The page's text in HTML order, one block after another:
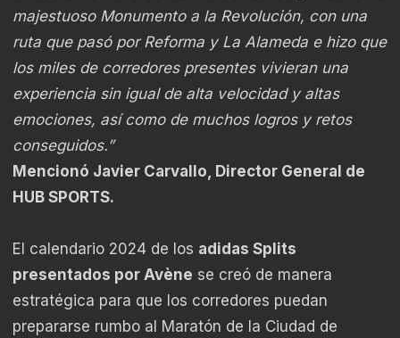
majestuoso Monumento a la Revolución, con una
ruta que pasó por Reforma y La Alameda e hizo que
los miles de corredores presentes vivieran una
experiencia sin igual de alta velocidad y altas
emociones, así como de muchos logros y retos
conseguidos.”
Mencionó Javier Carvallo, Director General de
HUB SPORTS.
El calendario 2024 de los adidas Splits
presentados por Avène se creó de manera
estratégica para que los corredores puedan
prepararse rumbo al Maratón de la Ciudad de